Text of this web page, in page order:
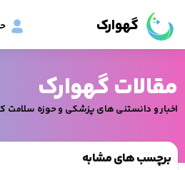
گهوارک
مقالات گهوارک
اخبار و دانستنی های پزشکی و حوزه سلامت
برچسب های مشابه